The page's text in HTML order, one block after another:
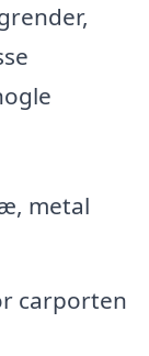
metal
carporten